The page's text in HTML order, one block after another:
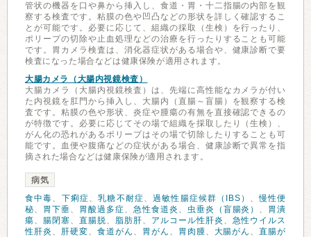
管状の機器を口や鼻から挿入し、食道・胃・十二指腸の内部を観
察する検査です。粘膜の色や凹凸などの形状を詳しく確認するこ
とが可能です。必要に応じて、組織の採取（生検）を行ったり、
ポリープの切除や止血処理などの治療を行ったりすることも可能
です。胃カメラ検査は、消化器症状がある場合や、健康診断で要
検査になった場合などは健康保険が適用されます。
大腸カメラ（大腸内視鏡検査）
大腸カメラ（大腸内視鏡検査）は、先端に高性能なカメラが付い
た内視鏡を肛門から挿入し、大腸内（直腸～盲腸）を観察する検
査です。粘膜の色や形状、炎症や腫瘍の有無を直接確認できるの
が特徴です。必要に応じてその場で組織を採取したり（生検）、
がん化の恐れがあるポリープはその場で切除したりすることも可
能です。血便や腹痛などの症状がある場合、健康診断で異常を指
摘された場合などは健康保険が適用されます。
病気
食中毒、 下痢症、乳糖不耐症、過敏性腸症候群（IBS） 、慢性便
秘、 胃下垂、 胃酸過多症、 急性食道炎 、 虫垂炎（盲腸炎） 、 胃潰
瘍、 腸閉塞、 直腸脱、 脂肪肝、 アルコール性肝炎 、 急性ウイルス
性肝炎 、 肝硬変、 食道がん 、 胃がん 、 胃肉腫、 大腸がん 、直腸が